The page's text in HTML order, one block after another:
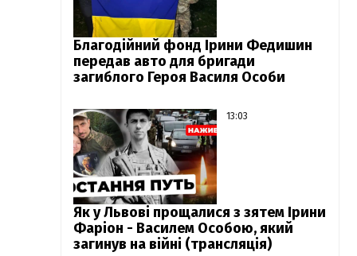
Благодійний фонд Ірини Федишин
передав авто для бригади
загиблого Героя Василя Особи
13:03
Як у Львові прощалися з зятем Ірини
Фаріон - Василем Особою, який
загинув на війні (трансляція)